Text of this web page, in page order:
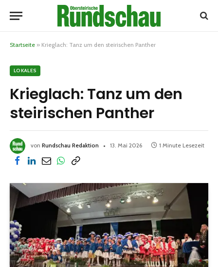
Startseite » Krieglach: Tanz um den steirischen Panther
LOKALES
Krieglach: Tanz um den
steirischen Panther
von Rundschau Redaktion 13. Mai 2026 1 Minute Lesezeit